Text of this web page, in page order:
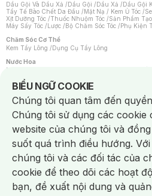
Dầu Gội Và Dầu Xả /Dầu Gội /Dầu Xả /Dầu Gội
Tẩy Tế Bào Chết Da Đầu /Mặt Nạ / Kem Ủ Tóc /
Xịt Dưỡng Tóc /Thuốc Nhuộm Tóc /Sản Phẩm
Máy Sấy Tóc /Lược /Bộ Chăm Sóc Tóc /Phụ Kiện
Chăm Sóc Cơ Thể
Kem Tẩy Lông /Dụng Cụ Tẩy Lông
Nước Hoa
Nước Hoa Nữ
Chăm Sóc Cá Nhân
Chống Muỗi /Khẩu Trang /Máy Massage/Mặt Nạ
Sản Phẩm Chăm Sóc Khác /Bàn Chải Đánh Răng
Hỗ Trợ Trắng Răng/Kem Đánh Răng /Máy Tăm
Tăm / Chỉ Nha Khoa/ Xịt Thơm Miệng / Dung
Khăn Ướt Vệ Sinh Vùng Kín/Băng Vệ Sinh/
Máy Cạo Râu
Vấn Đề Về Da
Da Dầu / Lỗ Chân Lông To/ Da Khô / Mất Nước/
Da Nhạy Cảm / Kích Ứng
Da Xỉn Màu Thâm /
Quầng Thâm & Bọng Mắt /Sẹo /Viêm Da Cơ Địa
Dụng Cụ / Phụ Kiện Chăm Sóc Da
Bông Tẩy Trang
Khăn Lau Mặt Khô Dụng Cụ /
BIỂU NGỮ COOKIE
Notice about cookies usage
Chúng tôi quan tâm đến
Chúng tôi sử dụng các cookie
website của chúng tôi và
suốt quá trình điều hướng.
chúng tôi và các đối tác của
cookie để theo dõi các hoạt
bạn, đề xuất nội dung và